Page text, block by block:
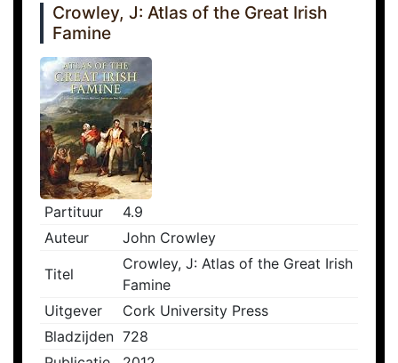
Crowley, J: Atlas of the Great Irish
Famine
Partituur
4.9
Auteur
John Crowley
Titel
Crowley, J: Atlas of the Great Irish
Famine
Uitgever
Cork University Press
Bladzijden 728